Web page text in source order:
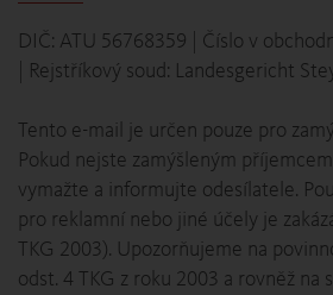
DIČ: ATU 56768359 | Číslo v
| Rejstříkový soud: Landesgericht
Tento e-mail je určen pouze pro
Pokud nejste zamýšleným
vymažte a informujte odesílatele.
pro reklamní nebo jiné účely je
TKG 2003). Upozorňujeme na
odst. 4 TKG z roku 2003 a rovněž na